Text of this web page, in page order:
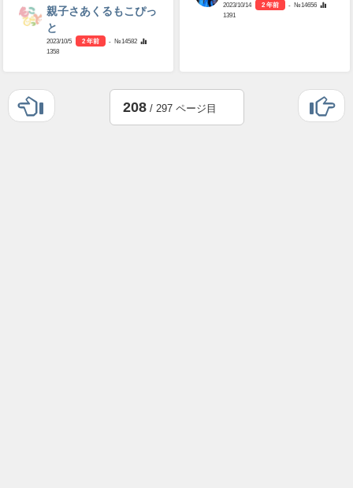
親子さあくるもこぴっ
と
2023/10/5 2 年前
- №14582
1358
2023/10/14 2 年前
- №14656
1391
208/ 297 ページ目